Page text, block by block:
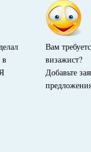
Вам
визажист?
Добавьте